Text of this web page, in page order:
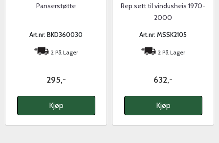
Panserstøtte
Art.nr: BKD360030
2 På Lager
295,-
Kjøp
Rep.sett til vindusheis 1970-
2000
Art.nr: MSSK2105
2 På Lager
632,-
Kjøp